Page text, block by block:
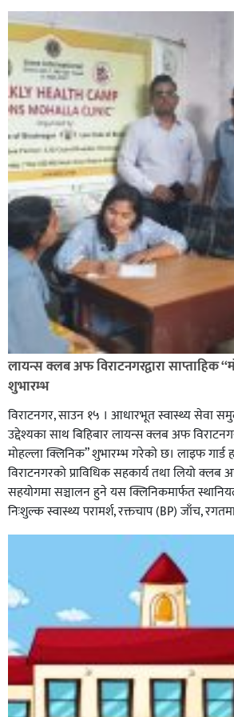
लायन्स क्लब अफ विराटनगरद्वारा साप्ताहिक
शुभारम्भ
विराटनगर, साउन १५ । आधारभूत स्वास्थ्य सेवा
उद्देश्यका साथ बिहिबार लायन्स क्लब अफ
मोहल्ला क्लिनिक” शुभारम्भ गरेकाे छ। लाइफ गार्ड
विराटनगरको प्राविधिक सहकार्य तथा लियो क्लब
सहयोगमा सञ्चालन हुने यस क्लिनिकमार्फत
निःशुल्क स्वास्थ्य परामर्श, रक्तचाप (BP) जाँच,